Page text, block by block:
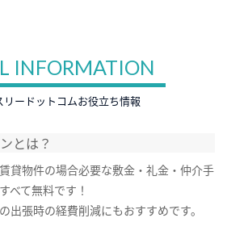
INFORMATION
リードットコムお役立ち情報
とは？
貸物件の場合必要な敷金・礼金・仲介手
べて無料です！
出張時の経費削減にもおすすめです。